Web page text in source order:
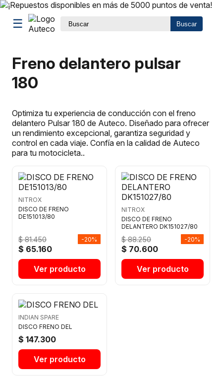
☰ Buscar
Freno delantero pulsar
180
Optimiza tu experiencia de conducción con el freno
delantero Pulsar 180 de Auteco. Diseñado para ofrecer
un rendimiento excepcional, garantiza seguridad y
control en cada viaje. Confía en la calidad de Auteco
para tu motocicleta..
NITROX
DISCO DE FRENO
DE151013/80
$ 81.450
$ 65.160
-20%
Ver producto
NITROX
DISCO DE FRENO
DELANTERO DK151027/80
$ 88.250
$ 70.600
-20%
Ver producto
INDIAN SPARE
DISCO FRENO DEL
$ 147.300
Ver producto